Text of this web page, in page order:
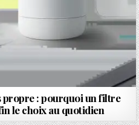
propre : pourquoi un filtre
le choix au quotidien